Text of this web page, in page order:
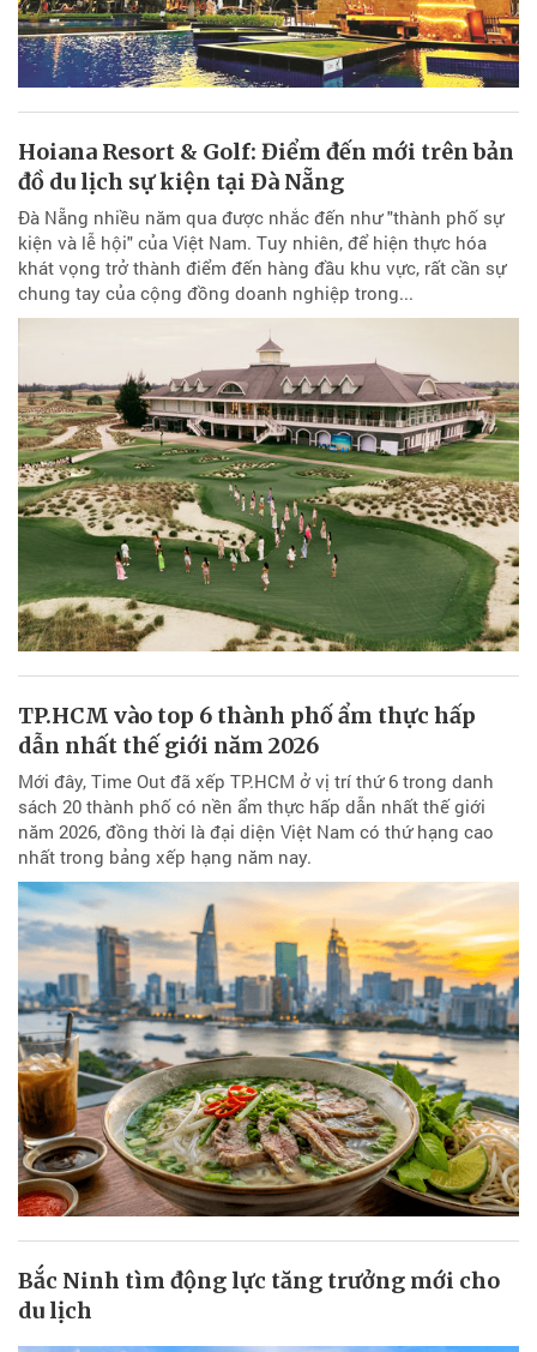
Hoiana Resort & Golf: Điểm đến mới trên bản
đồ du lịch sự kiện tại Đà Nẵng
Đà Nẵng nhiều năm qua được nhắc đến như "thành phố sự
kiện và lễ hội" của Việt Nam. Tuy nhiên, để hiện thực hóa
khát vọng trở thành điểm đến hàng đầu khu vực, rất cần sự
chung tay của cộng đồng doanh nghiệp trong...
TP.HCM vào top 6 thành phố ẩm thực hấp
dẫn nhất thế giới năm 2026
Mới đây, Time Out đã xếp TP.HCM ở vị trí thứ 6 trong danh
sách 20 thành phố có nền ẩm thực hấp dẫn nhất thế giới
năm 2026, đồng thời là đại diện Việt Nam có thứ hạng cao
nhất trong bảng xếp hạng năm nay.
Bắc Ninh tìm động lực tăng trưởng mới cho
du lịch